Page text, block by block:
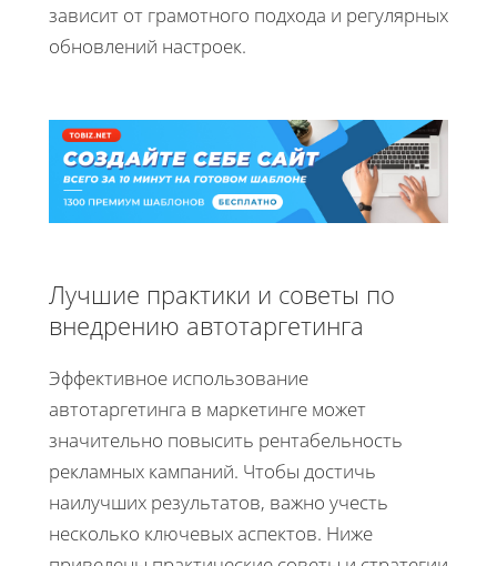
зависит от грамотного подхода и регулярных
обновлений настроек.
Лучшие практики и советы по
внедрению автотаргетинга
Эффективное использование
автотаргетинга в маркетинге может
значительно повысить рентабельность
рекламных кампаний. Чтобы достичь
наилучших результатов, важно учесть
несколько ключевых аспектов. Ниже